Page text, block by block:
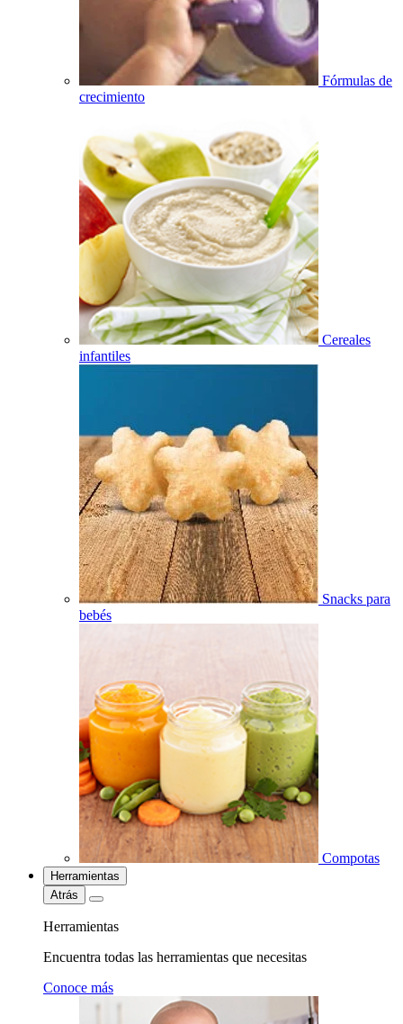
Fórmulas de
crecimiento
Cereales
infantiles
Snacks para
bebés
Compotas
Herramientas
Atrás
Herramientas
Encuentra todas las herramientas que necesitas
Conoce más